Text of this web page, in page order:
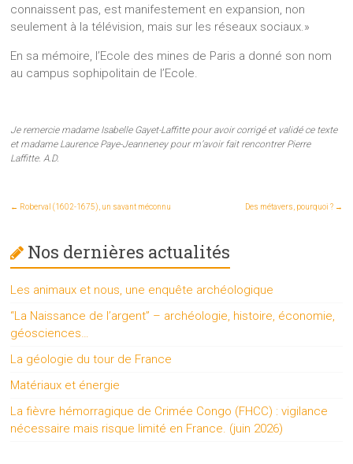
connaissent pas, est manifestement en expansion, non
seulement à la télévision, mais sur les réseaux sociaux.»
En sa mémoire, l’Ecole des mines de Paris a donné son nom
au campus sophipolitain de l’Ecole.
Je remercie madame Isabelle Gayet-Laffitte pour avoir corrigé et validé ce texte
et madame Laurence Paye-Jeanneney pour m’avoir fait rencontrer Pierre
Laffitte. A.D.
← Roberval (1602-1675), un savant méconnu Des métavers, pourquoi ? →
Nos dernières actualités
Les animaux et nous, une enquête archéologique
“La Naissance de l’argent” – archéologie, histoire, économie,
géosciences…
La géologie du tour de France
Matériaux et énergie
La fièvre hémorragique de Crimée Congo (FHCC) : vigilance
nécessaire mais risque limité en France. (juin 2026)